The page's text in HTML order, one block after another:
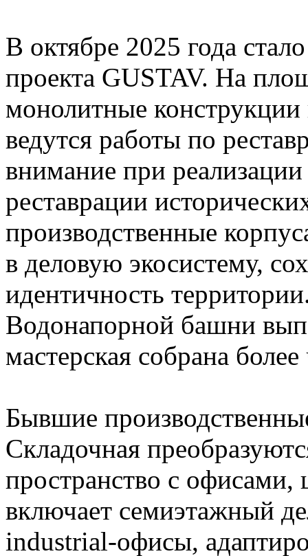
В октябре 2025 года
проекта GUSTAV. На
монолитные конструкции
ведутся работы по
внимание при
реставрации
производственные
в деловую экосистему,
идентичность
Водонапорной башни
мастерская собрана
Бывшие
Складочная
пространство с
включает семиэтажный
industrial-офисы,